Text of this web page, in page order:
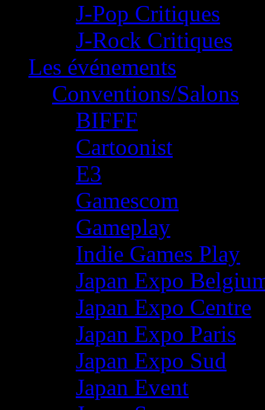
J-Pop Critiques
J-Rock Critiques
Les événements
Conventions/Salons
BIFFF
Cartoonist
E3
Gamescom
Gameplay
Indie Games Play
Japan Expo
Japan Expo Centre
Japan Expo Paris
Japan Expo Sud
Japan Event